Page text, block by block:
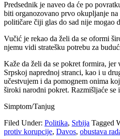
Predsednik je naveo da će po
biti organozovano prvo okupljanje na
političare čiji glas do sad nije mogao
Vučić je rekao da želi da se oformi
njemu vidi stratešku potrebu za
Kaže da želi da se pokret formira,
Srpskoj naprednoj stranci, kao i u
učestvujem i da pomognem onima
široki narodni pokret. Razmišljaće se
Simptom/Tanjug
Filed Under: Politika, Srbija Tagged
protiv korupcije, Davos, obustava